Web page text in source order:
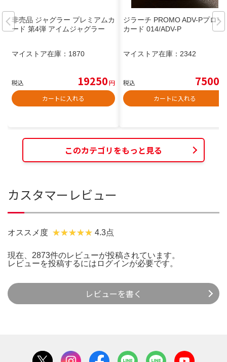
非売品 ジャグラー プレミアムカ
ード 第4弾 アイムジャグラー
マイストア在庫： 1870
税込 19250円
カートに入れる
ジラーチ PROMO ADV-Pプロモ
カード 014/ADV-P
マイストア在庫： 2342
税込 7500
カートに入れる
このカテゴリをもっと見る
カスタマーレビュー
オススメ度 4.3点
現在、2873件のレビューが投稿されています。
レビューを投稿するには ログインが必要です。
レビューを書く